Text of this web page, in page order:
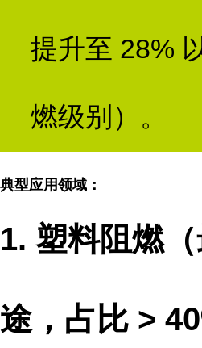
提升至 28%
燃级别）。
典型应用领域：
1. 塑料阻燃
途，占比 >